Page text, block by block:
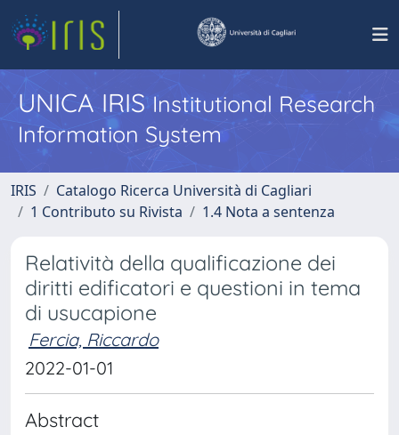
UNICA IRISInstitutional Research
Information System
IRIS
Catalogo Ricerca Università di Cagliari
1 Contributo su Rivista
1.4 Nota a sentenza
Relatività della qualificazione dei
diritti edificatori e questioni in tema
di usucapione
Fercia, Riccardo
2022-01-01
Abstract